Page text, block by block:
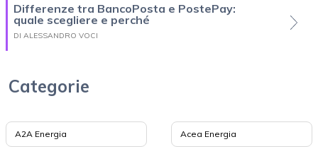
Differenze tra BancoPosta e PostePay:
quale scegliere e perché
DI ALESSANDRO VOCI
Categorie
A2A Energia Acea Energia